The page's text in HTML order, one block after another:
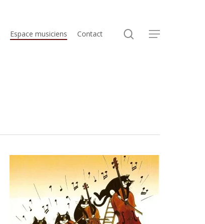
Espace musiciens Contact search
Menu